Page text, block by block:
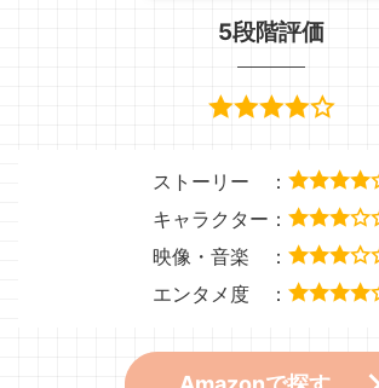
5段階評価
ストーリー ：
キャラクター：
映像・音楽 ：
エンタメ度 ：